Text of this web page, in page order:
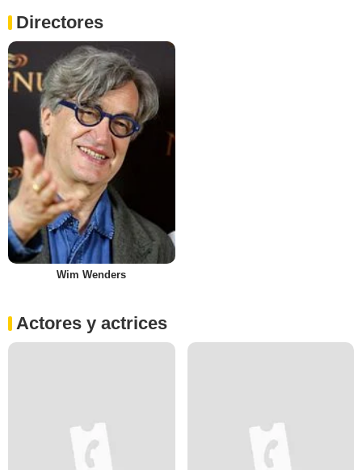
Directores
Wim Wenders
Actores y actrices